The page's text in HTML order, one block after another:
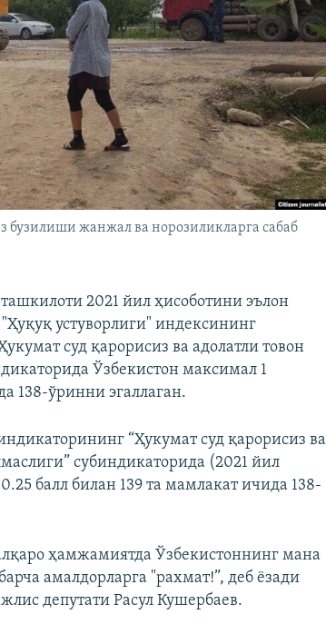
бузилиши жанжал ва норозиликларга сабаб
2021 йил ҳисоботини эълон
устуворлиги" индексининг
суд қарорисиз ва адолатли товон
Ўзбекистон максимал 1
138-ўринни эгаллаган.
“Ҳукумат суд қарорисиз ва
субиндикаторида (2021 йил
балл билан 139 та мамлакат ичида 138-
ҳамжамиятда Ўзбекистоннинг мана
амалдорларга "рахмат!”, деб ёзади
депутати Расул Кушербаев.